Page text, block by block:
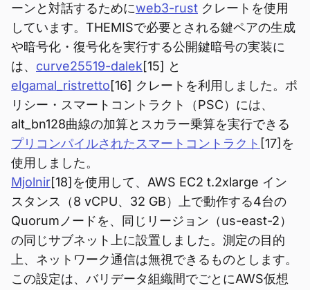
ーンと対話するためにweb3-rust クレートを使用
しています。THEMISで必要とされる鍵ペアの生成
や暗号化・復号化を実行する公開鍵暗号の実装に
は、 curve25519-dalek[15] と
elgamal_ristretto[16] クレートを利用しました。ポ
リシー・スマートコントラクト（PSC）には、
alt_bn128曲線の加算とスカラー乗算を実行できる
プリコンパイルされたスマートコントラクト [17]を
使用しました。
Mjolnir[18]を使用して、AWS EC2 t.2xlarge イン
スタンス（8 vCPU、32 GB）上で動作する4台の
Quorumノードを、同じリージョン（us-east-2）
の同じサブネット上に設置しました。測定の目的
上、ネットワーク通信は無視できるものとします。
この設定は、バリデータ組織間でごとにAWS仮想